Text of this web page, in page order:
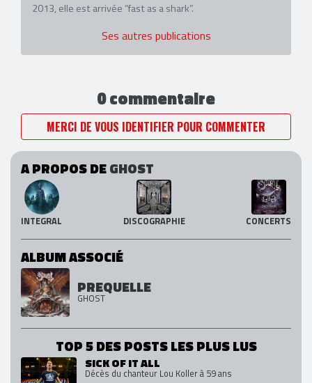
2013, elle est arrivée “fast as a shark”.
Ses autres publications
0 commentaire
MERCI DE VOUS IDENTIFIER POUR COMMENTER
A PROPOS DEGHOST
INTEGRAL DISCOGRAPHIE CONCERTS
ALBUM ASSOCIÉ
PREQUELLE
GHOST
TOP 5 DES POSTS LES PLUS LUS
SICK OF IT ALL
Décès du chanteur Lou Koller à 59 ans